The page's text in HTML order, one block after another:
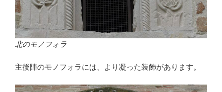
北のモノフォラ
主後陣のモノフォラには、より凝った装飾があります。